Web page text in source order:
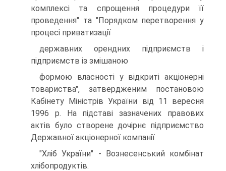
комплексi та спрощення процедури її
проведення" та "Порядком перетворення у
процесi приватизацiї
державних орендних пiдприємств i
пiдприємств iз змiшаною
формою власностi у вiдкритi акцiонернi
товариства", затвердженим постановою
Кабiнету Мiнiстрiв України вiд 11 вересня
1996 р. На пiдставi зазначених правових
актiв було створене дочiрнє пiдприємство
Державної акцiонерної компанiї
"Хлiб України" - Вознесенський комбiнат
хлiбопродуктiв.